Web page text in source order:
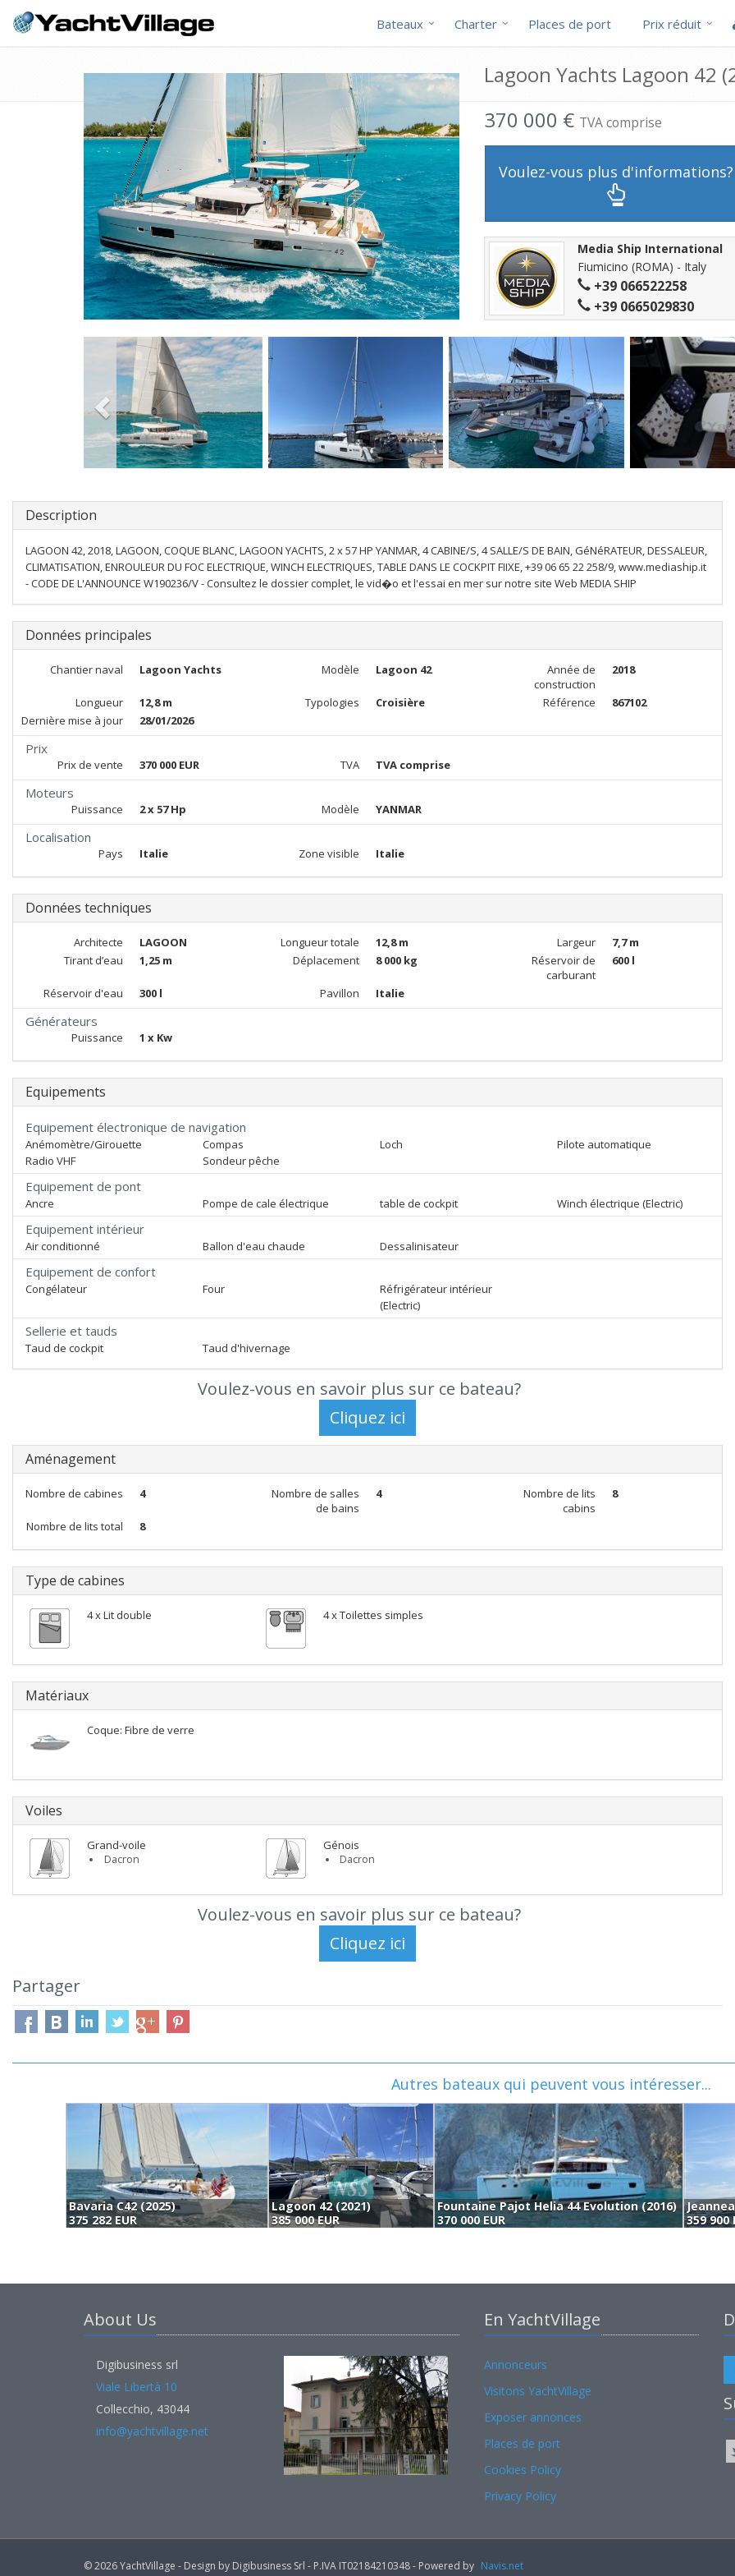
Bateaux Charter Places de port Prix réduit
Lagoon Yachts Lagoon 42
370 000 € TVA comprise
Voulez-vous plus d'informations?
Media Ship International
Fiumicino (ROMA) - Italy
+39 066522258
+39 0665029830
Description
LAGOON 42, 2018, LAGOON, COQUE BLANC, LAGOON YACHTS, 2 x 57 HP YANMAR, 4 CABINE/S, 4 SALLE/S DE BAIN, GéNéRATEUR, DESSALEUR,
CLIMATISATION, ENROULEUR DU FOC ELECTRIQUE, WINCH ELECTRIQUES, TABLE DANS LE COCKPIT FIIXE, +39 06 65 22 258/9, www.mediaship.it
- CODE DE L'ANNOUNCE W190236/V - Consultez le dossier complet, le vid�o et l'essai en mer sur notre site Web MEDIA SHIP
Données principales
Chantier naval Lagoon Yachts Modèle Lagoon 42
Année de
construction
2018
Longueur 12,8 m Typologies Croisière Référence
867102
Dernière mise à jour
28/01/2026
Prix
Prix de vente 370 000 EUR TVA TVA comprise
Moteurs
Puissance 2 x 57 Hp Modèle YANMAR
Localisation
Pays Italie Zone visible Italie
Données techniques
Architecte LAGOON Longueur totale 12,8 m Largeur
7,7 m
Tirant d’eau
1,25 m Déplacement 8 000 kg
Réservoir de
carburant
600 l
Réservoir d'eau 300 l Pavillon Italie
Générateurs
Puissance 1 x Kw
Equipements
Equipement électronique de navigation
Anémomètre/Girouette Compas Loch
Pilote automatique
Radio VHF
Sondeur pêche
Equipement de pont
Ancre Pompe de cale électrique table de cockpit Winch électrique (Electric)
Equipement intérieur
Air conditionné Ballon d'eau chaude Dessalinisateur
Equipement de confort
Congélateur Four
Réfrigérateur intérieur
(Electric)
Sellerie et tauds
Taud de cockpit Taud d'hivernage
Voulez-vous en savoir plus sur ce bateau?
Aménagement
Nombre de cabines 4
Nombre de salles
de bains
4
Nombre de lits
cabins
8
Nombre de lits total 8
Type de cabines
4 x Lit double 4 x Toilettes simples
Matériaux
Coque: Fibre de verre
Voiles
Grand-voile
Dacron
Génois
Dacron
Voulez-vous en savoir plus sur ce bateau?
Partager
Autres bateaux qui peuvent vous intéresser...
Bavaria C42 (2025)
375 282 EUR
Lagoon 42 (2021)
385 000 EUR
Fountaine Pajot Helia 44 Evolution (2016)
370 000 EUR
359 900
About Us
Digibusiness srl
Viale Libertà 10
Collecchio, 43044
info@yachtvillage.net
En YachtVillage
Annonceurs
Visitons YachtVillage
Exposer annonces
Places de port
Cookies Policy
Privacy Policy
© 2026 YachtVillage - Design by Digibusiness Srl - P.IVA IT02184210348 - Powered by Navis.net